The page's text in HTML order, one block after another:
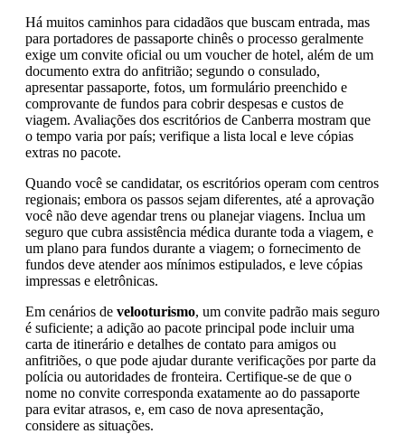
Há muitos caminhos para cidadãos que buscam entrada, mas
para portadores de passaporte chinês o processo geralmente
exige um convite oficial ou um voucher de hotel, além de um
documento extra do anfitrião; segundo o consulado,
apresentar passaporte, fotos, um formulário preenchido e
comprovante de fundos para cobrir despesas e custos de
viagem. Avaliações dos escritórios de Canberra mostram que
o tempo varia por país; verifique a lista local e leve cópias
extras no pacote.
Quando você se candidatar, os escritórios operam com centros
regionais; embora os passos sejam diferentes, até a aprovação
você não deve agendar trens ou planejar viagens. Inclua um
seguro que cubra assistência médica durante toda a viagem, e
um plano para fundos durante a viagem; o fornecimento de
fundos deve atender aos mínimos estipulados, e leve cópias
impressas e eletrônicas.
Em cenários de velooturismo, um convite padrão mais seguro
é suficiente; a adição ao pacote principal pode incluir uma
carta de itinerário e detalhes de contato para amigos ou
anfitriões, o que pode ajudar durante verificações por parte da
polícia ou autoridades de fronteira. Certifique-se de que o
nome no convite corresponda exatamente ao do passaporte
para evitar atrasos, e, em caso de nova apresentação,
considere as situações.